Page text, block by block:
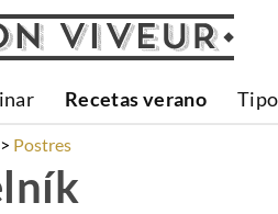
Recetas verano
Postres